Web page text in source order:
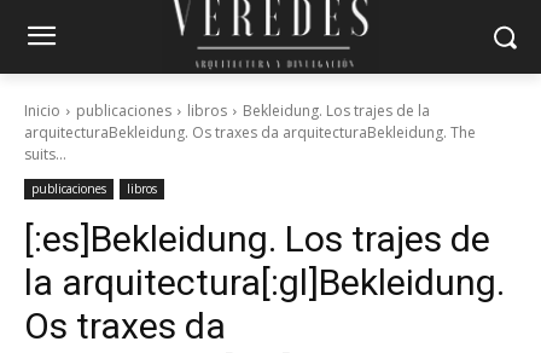
Inicio publicaciones libros
Bekleidung. Los trajes de la
arquitecturaBekleidung. Os traxes da arquitecturaBekleidung. The
suits...
publicaciones libros
[:es]Bekleidung. Los trajes de
la arquitectura[:gl]Bekleidung.
Os traxes da